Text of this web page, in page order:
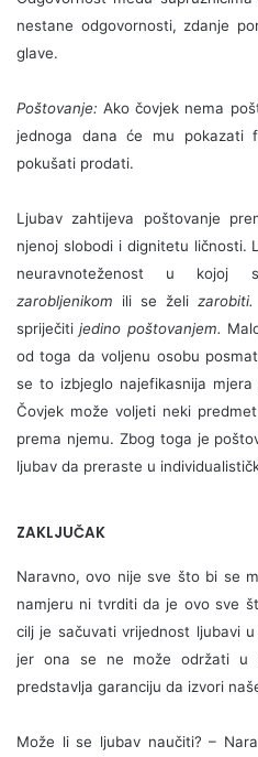
nestane odgovornosti, zdanje
glave.
Poštovanje: Ako čovjek nema
jednoga dana će mu pokazati
pokušati prodati.
Ljubav zahtijeva poštovanje
njenoj slobodi i dignitetu ličnosti.
neuravnoteženost u
zarobljenikom ili se želizarobiti.
spriječitijedino poštovanjem.
od toga da voljenu osobu
se to izbjeglo najefikasnija
Čovjek može voljeti neki
prema njemu. Zbog toga je
ljubav da preraste u
ZAKLJUČAK
Naravno, ovo nije sve što bi se
namjeru ni tvrditi da je ovo sve
cilj je sačuvati vrijednost ljubavi
jer ona se ne može održati u
predstavlja garanciju da izvori
Može li se ljubav naučiti? –